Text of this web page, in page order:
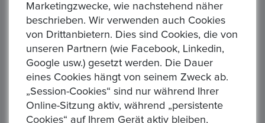
Äquatorial Guinea 7000 Franken, 1993 Dinosaurier Jura - Plateosaurus
150,00 €
Alle Verhandlungen
0
Marketingzwecke, wie nachstehend näher
beschrieben. Wir verwenden auch Cookies
von Drittanbietern. Dies sind Cookies, die von
unseren Partnern (wie Facebook, Linkedin,
Google usw.) gesetzt werden. Die Dauer
eines Cookies hängt von seinem Zweck ab.
„Session-Cookies“ sind nur während Ihrer
Online-Sitzung aktiv, während „persistente
Cookies“ auf Ihrem Gerät aktiv bleiben,